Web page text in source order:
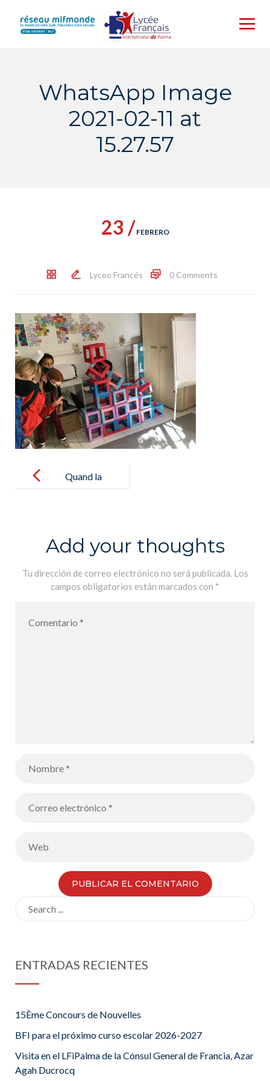
content
WhatsApp Image
2021-02-11 at
15.27.57
23 / FEBRERO
Lyceo Francés 0 Comments
navigation
Quand la
geometría se
mezcla con el
arte!
Add your thoughts
Tu dirección de correo electrónico no será publicada. Los
campos obligatorios están marcados con *
ENTRADAS RECIENTES
15Ème Concours de Nouvelles
BFI para el próximo curso escolar 2026-2027
Visita en el LFiPalma de la Cónsul General de Francia, Azar
Agah Ducrocq